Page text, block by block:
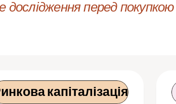
перед покупкою
капіталізація